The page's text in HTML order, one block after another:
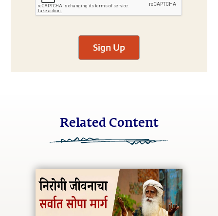
Sign Up
Related Content